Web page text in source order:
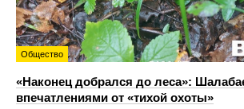
Общество
«Наконец добрался до леса»:
впечатлениями от «тихой охоты»